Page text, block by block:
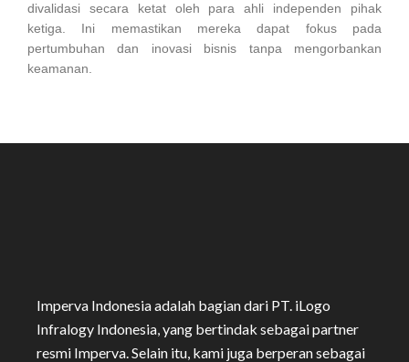
divalidasi secara ketat oleh para ahli independen pihak
ketiga. Ini memastikan mereka dapat fokus pada
pertumbuhan dan inovasi bisnis tanpa mengorbankan
keamanan.
Imperva Indonesia adalah bagian dari PT. iLogo
Infralogy Indonesia, yang bertindak sebagai partner
resmi Imperva. Selain itu, kami juga berperan sebagai